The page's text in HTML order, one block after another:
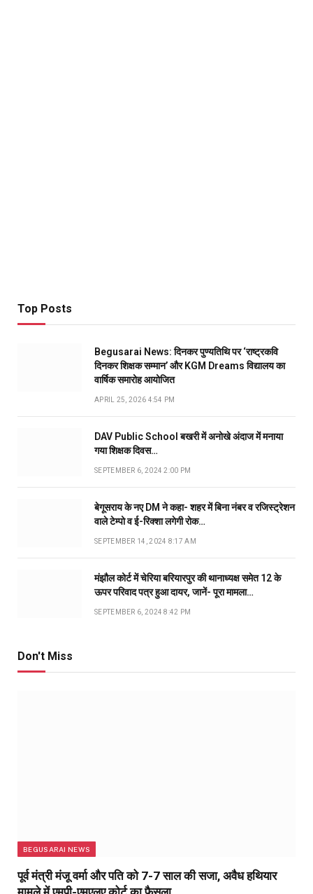
Top Posts
Begusarai News: दिनकर पुण्यतिथि पर ‘राष्ट्रकवि
दिनकर शिक्षक सम्मान’ और KGM Dreams विद्यालय का
वार्षिक समारोह आयोजित
APRIL 25, 2026 4:54 PM
DAV Public School बखरी में अनोखे अंदाज में मनाया
गया शिक्षक दिवस…
SEPTEMBER 6, 2024 2:00 PM
बेगूसराय के नए DM ने कहा- शहर में बिना नंबर व रजिस्ट्रेशन
वाले टेम्पो व ई-रिक्शा लगेगी रोक…
SEPTEMBER 14, 2024 8:17 AM
मंझौल कोर्ट में चेरिया बरियारपुर की थानाध्यक्ष समेत 12 के
ऊपर परिवाद पत्र हुआ दायर, जानें- पूरा मामला…
SEPTEMBER 6, 2024 8:42 PM
Don't Miss
BEGUSARAI NEWS
पूर्व मंत्री मंजू वर्मा और पति को 7-7 साल की सजा, अवैध हथियार